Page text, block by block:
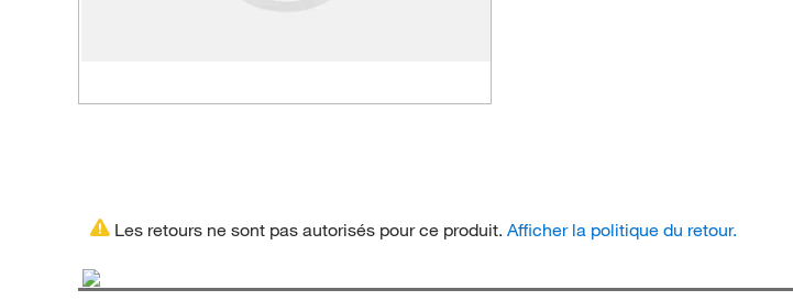
Les retours ne sont pas autorisés pour ce produit.Afficher la politique du retour.